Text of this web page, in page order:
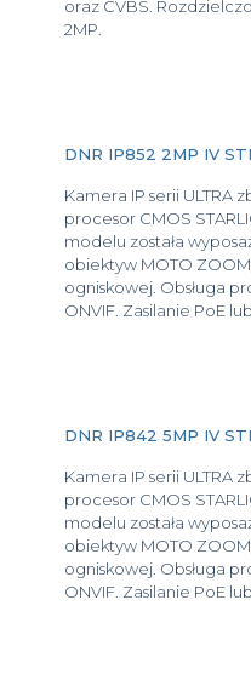
oraz CVBS.
2MP.
DNR IP852 2MP IV
Kamera IP serii ULTRA
procesor CMOS
modelu została
obiektyw MOTO
ogniskowej. Obsługa
ONVIF. Zasilanie PoE lub
DNR IP842 5MP IV
Kamera IP serii ULTRA
procesor CMOS
modelu została
obiektyw MOTO
ogniskowej. Obsługa
ONVIF. Zasilanie PoE lub